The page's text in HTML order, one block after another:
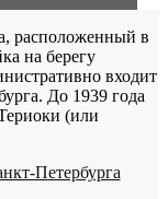
расположенный в
на берегу
входит
До 1939 года
(или